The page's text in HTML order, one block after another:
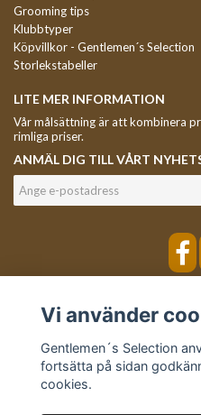
Grooming tips
Klubbtyper
Köpvillkor - Gentlemen´s Selection
Storlekstabeller
LITE MER INFORMATION
Vår målsättning är att kombinera
rimliga priser.
ANMÄL DIG TILL VÅRT
Vi använder
Gentlemen´s Selection
fortsätta på sidan
cookies.